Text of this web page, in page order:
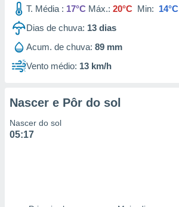
T. Média : 17°C Máx.: 20°C Min: 14°C
Dias de chuva: 13 dias
Acum. de chuva: 89 mm
Vento médio: 13 km/h
Nascer e Pôr do sol
Nascer do sol
05:17